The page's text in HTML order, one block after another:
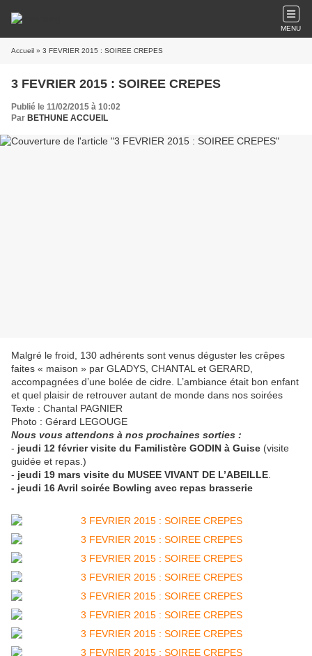
MENU
Accueil » 3 FEVRIER 2015 : SOIREE CREPES
3 FEVRIER 2015 : SOIREE CREPES
Publié le 11/02/2015 à 10:02
Par BETHUNE ACCUEIL
Malgré le froid, 130 adhérents sont venus déguster les crêpes
faites « maison » par GLADYS, CHANTAL et GERARD,
accompagnées d’une bolée de cidre. L’ambiance était bon enfant
et quel plaisir de retrouver autant de monde dans nos soirées
Texte : Chantal PAGNIER
Photo : Gérard LEGOUGE
Nous vous attendons à nos prochaines sorties :
- jeudi 12 février visite du Familistère GODIN à Guise (visite
guidée et repas.)
- jeudi 19 mars visite du MUSEE VIVANT DE L’ABEILLE
- jeudi 16 Avril soirée Bowling avec repas brasserie